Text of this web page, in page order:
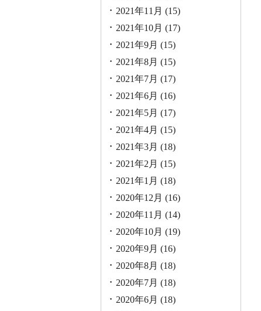
2021年11月 (15)
2021年10月 (17)
2021年9月 (15)
2021年8月 (15)
2021年7月 (17)
2021年6月 (16)
2021年5月 (17)
2021年4月 (15)
2021年3月 (18)
2021年2月 (15)
2021年1月 (18)
2020年12月 (16)
2020年11月 (14)
2020年10月 (19)
2020年9月 (16)
2020年8月 (18)
2020年7月 (18)
2020年6月 (18)